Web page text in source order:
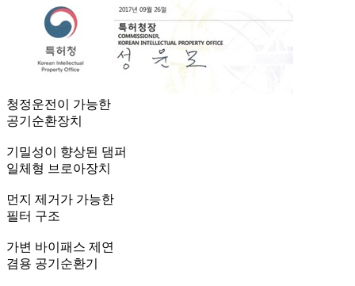
청정운전이 가능한
공기순환장치
기밀성이 향상된 댐퍼
일체형 브로아장치
먼지 제거가 가능한
필터 구조
가변 바이패스 제연
겸용 공기순환기